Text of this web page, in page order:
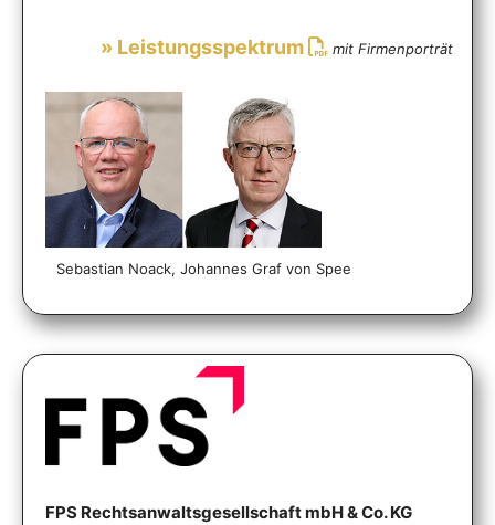
» Leistungsspektrum mit Firmenporträt
Sebastian Noack, Johannes Graf von Spee
FPS Rechtsanwaltsgesellschaft mbH & Co. KG